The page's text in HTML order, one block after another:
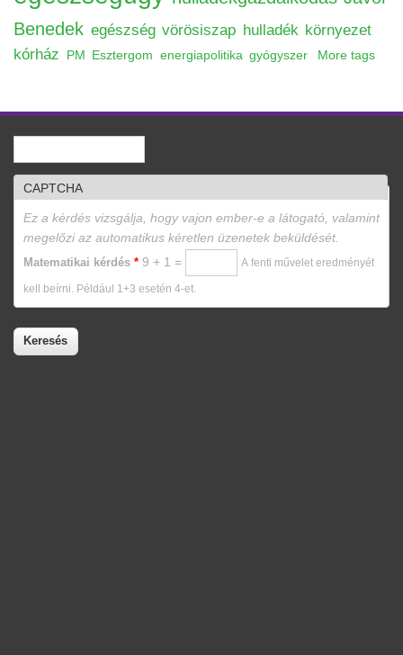
Benedek egészség vörösiszap hulladék környezet
kórház
PM Esztergom energiapolitika gyógyszer More tags
CAPTCHA
Ez a kérdés vizsgálja, hogy vajon ember-e a látogató, valamint
megelőzi az automatikus kéretlen üzenetek beküldését.
Matematikai kérdés * 9 + 1 = A fenti művelet eredményét
kell beírni. Például 1+3 esetén 4-et.